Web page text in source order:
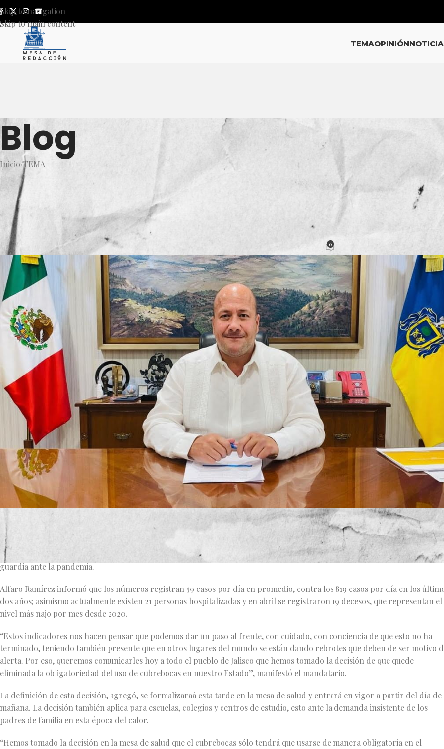
Skip to navigation
Skip to main content
TEMAOPINIÓN
Blog
Inicio TEMA
Eliminará Jalisco la obligatoriedad el uso de cubrebocas a
partir de mañana; dejarán su uso para transporte público,
hospitales y unidades médicas
Publicado por 0
El Gobernador del Estado de Jalisco, Enrique Alfaro Ramírez, solicitará a la Mesa de Salud eliminar la obligatoriedad del
del cubrebocas tanto en espacios abiertos como cerrados, dejando la medida para el transporte público y las unidades
médicas de salud, esto ante la baja tasa de contagios y hospitalizaciones en la entidad, sin embargo, llamó a no bajar la
guardia ante la pandemia.
Alfaro Ramírez informó que los números registran 59 casos por día en promedio, contra los 819 casos por día en los
dos años; asimismo actualmente existen 21 personas hospitalizadas y en abril se registraron 19 decesos, que representan el
nivel más najo por mes desde 2020.
“Estos indicadores nos hacen pensar que podemos dar un paso al frente, con cuidado, con conciencia de que esto no ha
terminado, teniendo también presente que en otros lugares del mundo se están dando rebrotes que deben de ser motivo
alerta. Por eso, queremos comunicarles hoy a todo el pueblo de Jalisco que hemos tomado la decisión de que quede
eliminada la obligatoriedad del uso de cubrebocas en nuestro Estado”, manifestó el mandatario.
La definición de esta decisión, agregó, se formalizaraá esta tarde en la mesa de salud y entrará en vigor a partir del día de
mañana. La decisión también aplica para escuelas, colegios y centros de estudio, esto ante la demanda insistente de los
padres de familia en esta época del calor.
“Hemos tomado la decisión en la mesa de salud que el cubrebocas sólo tendrá que usarse de manera obligatoria en el